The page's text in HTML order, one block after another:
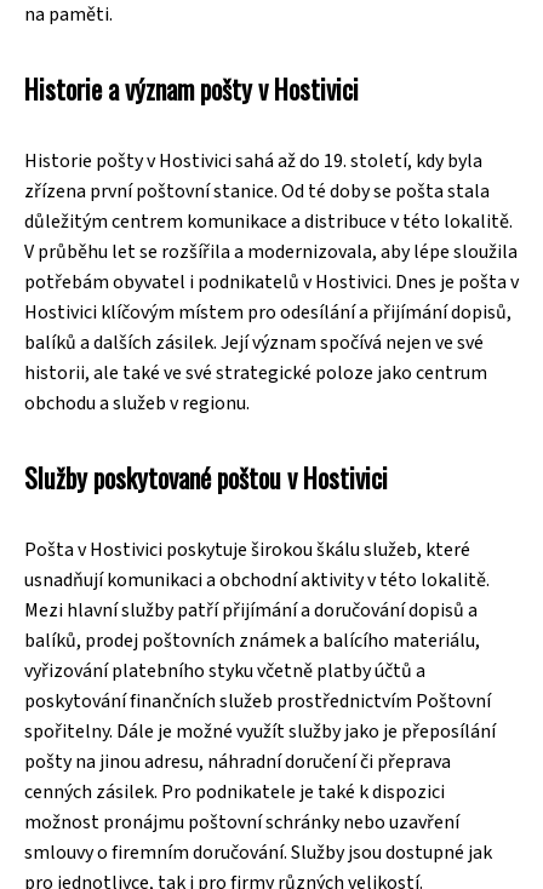
na paměti.
Historie a význam pošty v Hostivici
Historie pošty v Hostivici sahá až do 19. století, kdy byla
zřízena první poštovní stanice. Od té doby se pošta stala
důležitým centrem komunikace a distribuce v této lokalitě.
V průběhu let se rozšířila a modernizovala, aby lépe sloužila
potřebám obyvatel i podnikatelů v Hostivici. Dnes je pošta v
Hostivici klíčovým místem pro odesílání a přijímání dopisů,
balíků a dalších zásilek. Její význam spočívá nejen ve své
historii, ale také ve své strategické poloze jako centrum
obchodu a služeb v regionu.
Služby poskytované poštou v Hostivici
Pošta v Hostivici poskytuje širokou škálu služeb, které
usnadňují komunikaci a obchodní aktivity v této lokalitě.
Mezi hlavní služby patří přijímání a doručování dopisů a
balíků, prodej poštovních známek a balícího materiálu,
vyřizování platebního styku včetně platby účtů a
poskytování finančních služeb prostřednictvím Poštovní
spořitelny. Dále je možné využít služby jako je přeposílání
pošty na jinou adresu, náhradní doručení či přeprava
cenných zásilek. Pro podnikatele je také k dispozici
možnost pronájmu poštovní schránky nebo uzavření
smlouvy o firemním doručování. Služby jsou dostupné jak
pro jednotlivce, tak i pro firmy různých velikostí.